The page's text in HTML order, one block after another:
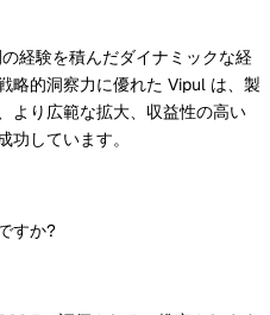
経験を積んだダイナミックな経
略的洞察力に優れた Vipul は、製
より広範な拡大、収益性の高い
しています。
すか?